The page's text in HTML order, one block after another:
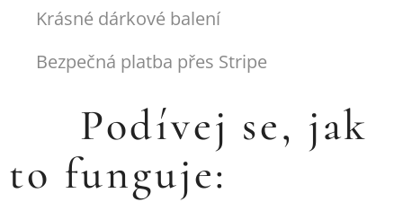
🎁 Krásné dárkové balení
🔒 Bezpečná platba přes Stripe
🎬 Podívej se, jak
to funguje: